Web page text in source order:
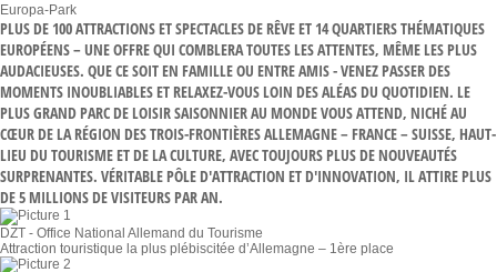
Europa-Park
PLUS DE 100 ATTRACTIONS ET SPECTACLES DE RÊVE ET 14 QUARTIERS THÉMATIQUES
EUROPÉENS – UNE OFFRE QUI COMBLERA TOUTES LES ATTENTES, MÊME LES PLUS
AUDACIEUSES. QUE CE SOIT EN FAMILLE OU ENTRE AMIS - VENEZ PASSER DES
MOMENTS INOUBLIABLES ET RELAXEZ-VOUS LOIN DES ALÉAS DU QUOTIDIEN. LE
PLUS GRAND PARC DE LOISIR SAISONNIER AU MONDE VOUS ATTEND, NICHÉ AU
CŒUR DE LA RÉGION DES TROIS-FRONTIÈRES ALLEMAGNE – FRANCE – SUISSE, HAUT-
LIEU DU TOURISME ET DE LA CULTURE, AVEC TOUJOURS PLUS DE NOUVEAUTÉS
SURPRENANTES. VÉRITABLE PÔLE D'ATTRACTION ET D'INNOVATION, IL ATTIRE PLUS
DE 5 MILLIONS DE VISITEURS PAR AN.
DZT - Office National Allemand du Tourisme
Attraction touristique la plus plébiscitée d’Allemagne – 1ère place